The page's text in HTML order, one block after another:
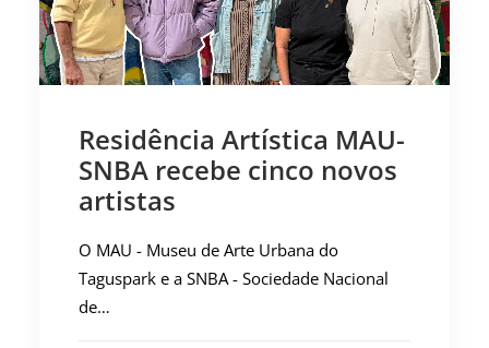
Residência Artística MAU-
SNBA recebe cinco novos
artistas
O MAU - Museu de Arte Urbana do
Taguspark e a SNBA - Sociedade Nacional
de…